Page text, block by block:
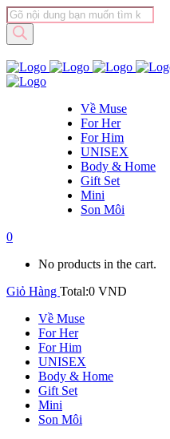
Tìm
kiếm
sản
Về Muse
For Her
For Him
UNISEX
Body & Home
Gift Set
Mini
Son Môi
0
No products in the cart.
Giỏ Hàng Total:0 VND
Về Muse
For Her
For Him
UNISEX
Body & Home
Gift Set
Mini
Son Môi